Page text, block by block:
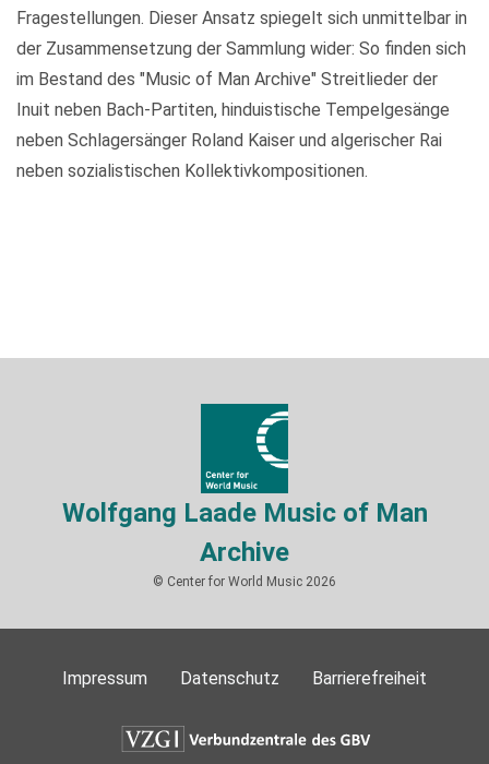
Fragestellungen. Dieser Ansatz spiegelt sich unmittelbar in
der Zusammensetzung der Sammlung wider: So finden sich
im Bestand des "Music of Man Archive" Streitlieder der
Inuit neben Bach-Partiten, hinduistische Tempelgesänge
neben Schlagersänger Roland Kaiser und algerischer Rai
neben sozialistischen Kollektivkompositionen.
Wolfgang Laade Music of Man
Archive
© Center for World Music 2026
Impressum Datenschutz Barrierefreiheit